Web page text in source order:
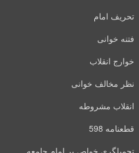
تحریف امام
فتنه خوانی
خوارج انقلاب
نظر مخالف خوانی
انقلاب مشروطه
قطعنامه 598
تحمیلگری خواص بر امام جامعه